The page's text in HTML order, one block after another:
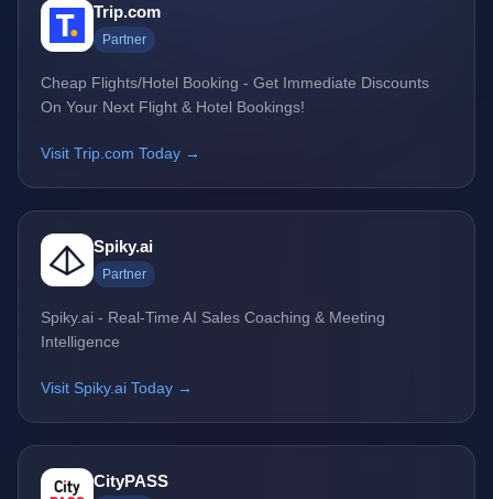
Trip.com
Partner
Cheap Flights/Hotel Booking - Get Immediate Discounts
On Your Next Flight & Hotel Bookings!
Visit Trip.com Today →
Spiky.ai
Partner
Spiky.ai - Real-Time AI Sales Coaching & Meeting
Intelligence
Visit Spiky.ai Today →
CityPASS